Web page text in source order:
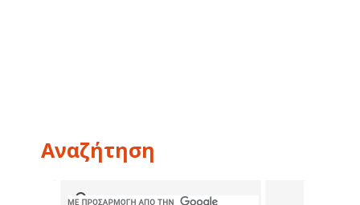
Αναζήτηση